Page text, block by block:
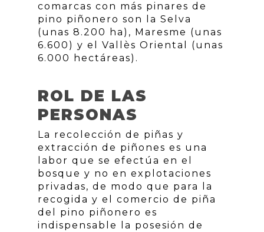
comarcas con más pinares de
pino piñonero son la Selva
(unas 8.200 ha), Maresme (unas
6.600) y el Vallès Oriental (unas
6.000 hectáreas).
ROL DE LAS
PERSONAS
La recolección de piñas y
extracción de piñones es una
labor que se efectúa en el
bosque y no en explotaciones
privadas, de modo que para la
recogida y el comercio de piña
del pino piñonero es
indispensable la posesión de